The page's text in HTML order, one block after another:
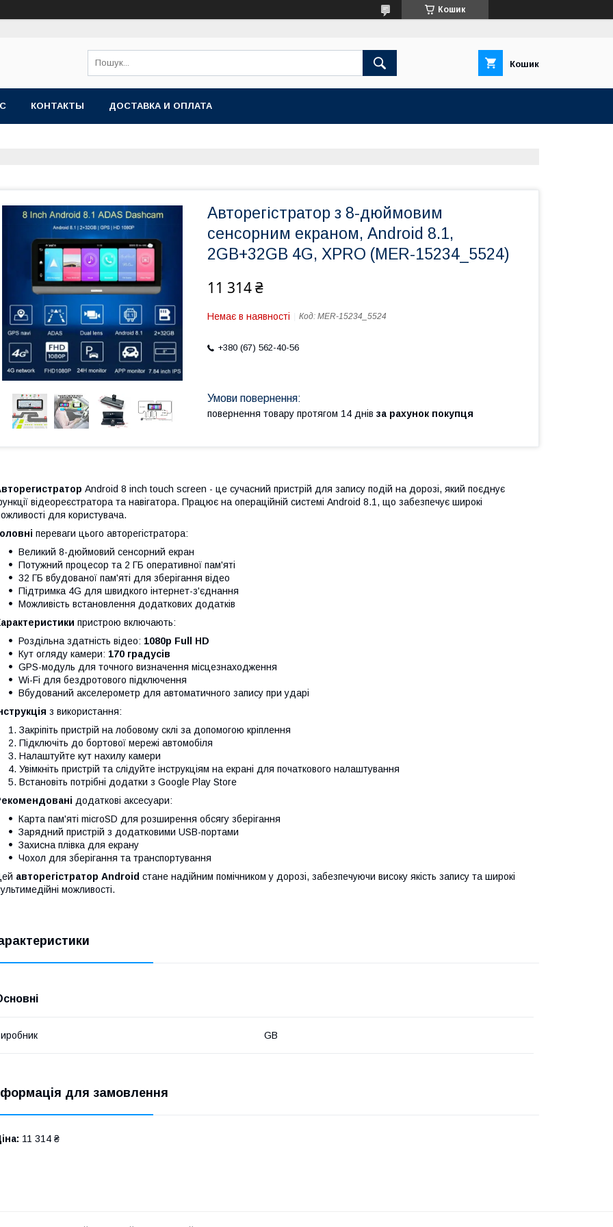
Кошик
Кошик
КОНТАКТЫ ДОСТАВКА И ОПЛАТА
Авторегістратор з 8-дюймовим
сенсорним екраном, Android 8.1,
2GB+32GB 4G, XPRO (MER-15234_5524)
11 314 ₴
Немає в наявності Код: MER-15234_5524
+380 (67) 562-40-56
повернення товару протягом 14 днів за рахунок покупця
Android 8 inch touch screen - це сучасний пристрій для запису подій на дорозі, який поєднує
відеореєстратора та навігатора. Працює на операційній системі Android 8.1, що забезпечує широкі
для користувача.
переваги цього авторегістратора:
Великий 8-дюймовий сенсорний екран
Потужний процесор та 2 ГБ оперативної пам'яті
32 ГБ вбудованої пам'яті для зберігання відео
Підтримка 4G для швидкого інтернет-з'єднання
Можливість встановлення додаткових додатків
пристрою включають:
Роздільна здатність відео: 1080p Full HD
Кут огляду камери: 170 градусів
GPS-модуль для точного визначення місцезнаходження
Wi-Fi для бездротового підключення
Вбудований акселерометр для автоматичного запису при ударі
з використання:
Закріпіть пристрій на лобовому склі за допомогою кріплення
Підключіть до бортової мережі автомобіля
Налаштуйте кут нахилу камери
Увімкніть пристрій та слідуйте інструкціям на екрані для початкового налаштування
Встановіть потрібні додатки з Google Play Store
додаткові аксесуари:
Карта пам'яті microSD для розширення обсягу зберігання
Зарядний пристрій з додатковими USB-портами
Захисна плівка для екрану
Чохол для зберігання та транспортування
авторегістратор Android стане надійним помічником у дорозі, забезпечуючи високу якість запису та широкі
можливості.
GB
для замовлення
11 314 ₴